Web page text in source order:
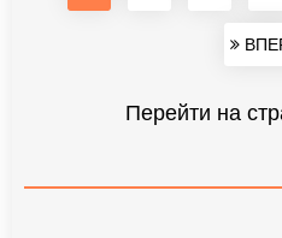
Перейти на